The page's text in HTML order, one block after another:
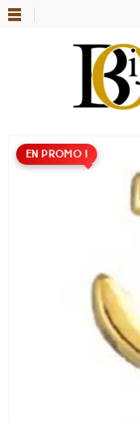
EN PROMO !